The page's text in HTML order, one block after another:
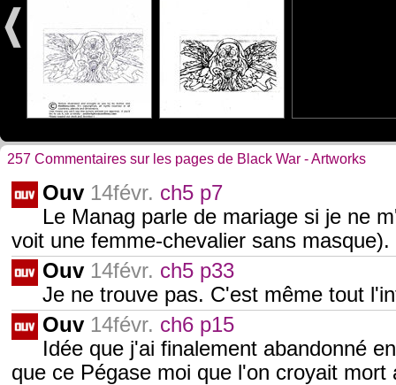
257 Commentaires sur les pages de Black War - Artworks
Ouv 14févr. ch5 p7
Le Manag parle de mariage si je ne
voit une femme-chevalier sans
Ouv 14févr. ch5 p33
Je ne trouve pas. C'est même tout
Ouv 14févr. ch6 p15
Idée que j'ai finalement abandonné
que ce Pégase moi que l'on croyait